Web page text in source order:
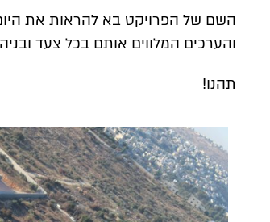
השם של הפרויקט בא להראות את
והערכים המלווים אותם בכל צעד
תהנו!